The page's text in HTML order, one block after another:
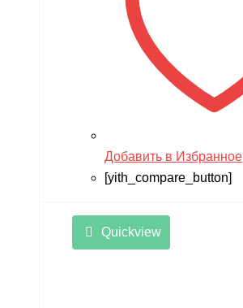
Добавить в Избранное
[yith_compare_button]
Quickview